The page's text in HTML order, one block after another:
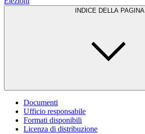
INDICE DELLA PAGINA
Documenti
Ufficio responsabile
Formati disponibili
Licenza di distribuzione